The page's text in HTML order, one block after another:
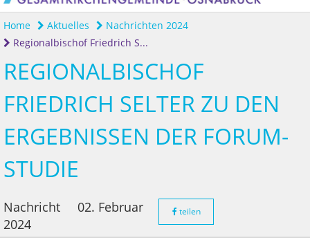
Home Aktuelles
Nachrichten 2024
Regionalbischof Friedrich S...
REGIONALBISCHOF
FRIEDRICH SELTER ZU DEN
ERGEBNISSEN DER FORUM-
STUDIE
Nachricht
02. Februar
2024
teilen